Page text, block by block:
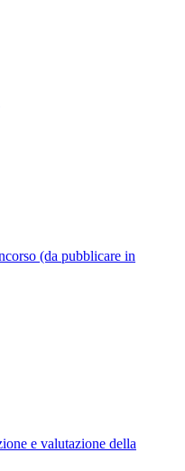
(da pubblicare in
e valutazione della